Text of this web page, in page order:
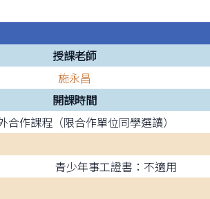
授課老師
施永昌
開課時間
合作課程（限合作單位同學選讀）
青少年事工證書：不適用